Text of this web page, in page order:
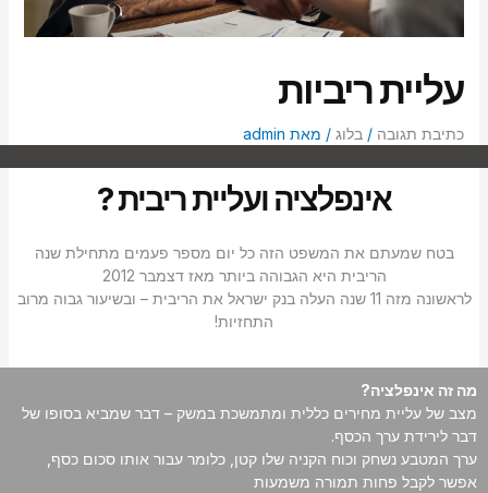
סמן קישורים
האפשרויות
עליית ריביות
כתיבת תגובה / בלוג/ מאת admin
אינפלציה ועליית ריבית ?
בטח שמעתם את המשפט הזה כל יום מספר פעמים מתחילת שנה
הריבית היא הגבוהה ביותר מאז דצמבר 2012
לראשונה מזה 11 שנה העלה בנק ישראל את הריבית – ובשיעור גבוה מרוב
התחזיות!
מה זה אינפלציה?
מצב של עליית מחירים כללית ומתמשכת במשק – דבר שמביא בסופו של
דבר לירידת ערך הכסף.
ערך המטבע נשחק וכוח הקניה שלו קטן, כלומר עבור אותו סכום כסף,
אפשר לקבל פחות תמורה משמעות